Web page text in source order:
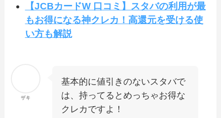
【JCBカードW 口コミ】スタバの利用が最
もお得になる神クレカ！高還元を受ける使
い方も解説
ザキ
基本的に値引きのないスタバで
は、持ってるとめっちゃお得な
クレカですよ！